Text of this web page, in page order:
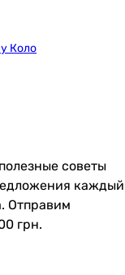
Коло
советы
каждый
Отправим
грн.